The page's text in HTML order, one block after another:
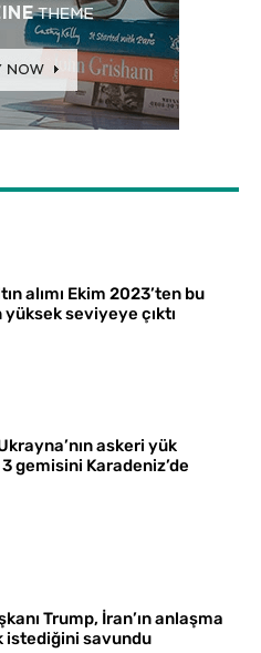
alımı Ekim 2023’ten bu
yüksek seviyeye çıktı
askeri yük
gemisini Karadeniz’de
Trump, İran’ın anlaşma
istediğini savundu